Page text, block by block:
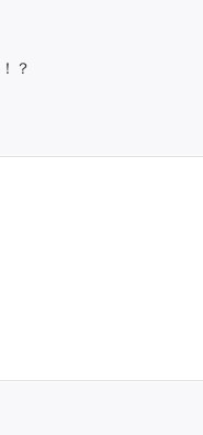
？